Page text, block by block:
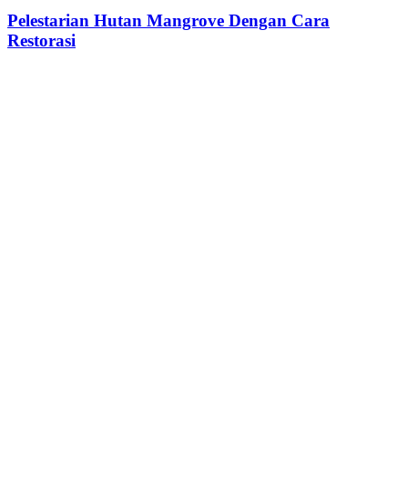
Pelestarian Hutan Mangrove Dengan Cara
Restorasi